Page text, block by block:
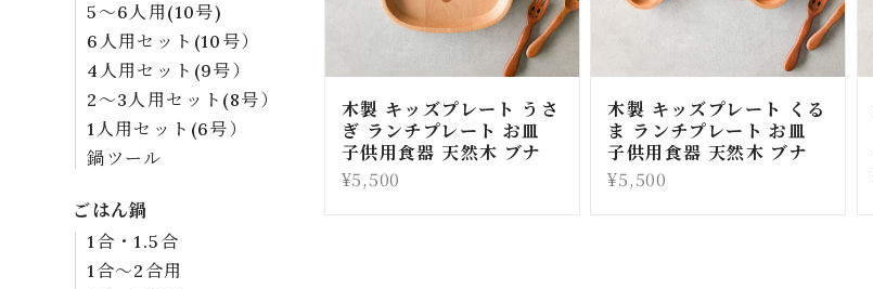
木製 キッズプレート うさ
ぎ ランチプレート お皿
子供用食器 天然木 ブナ
¥5,500
木製 キッズプレート くる
ま ランチプレート お皿
子供用食器 天然木 ブナ
¥5,500
5～6人用(10号)
6人用セット(10号）
4人用セット(9号）
2～3人用セット(8号）
1人用セット(6号）
鍋ツール
ごはん鍋
1合・1.5合
1合～2合用